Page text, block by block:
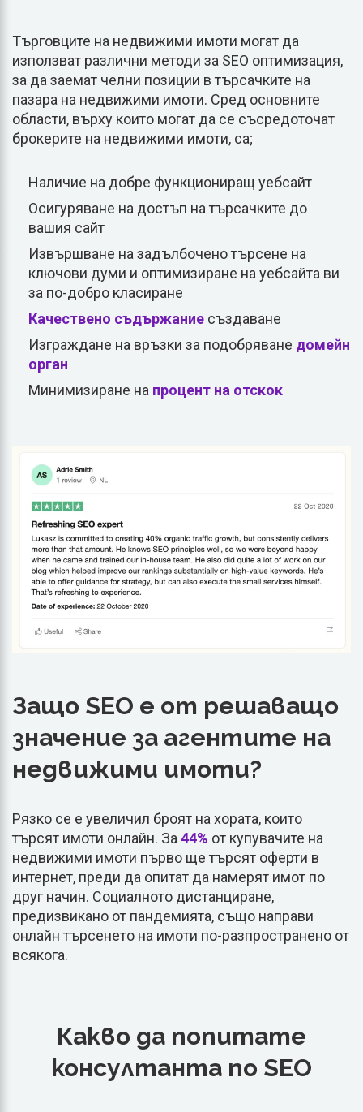
Търговците на недвижими имоти могат да
използват различни методи за SEO оптимизация,
за да заемат челни позиции в търсачките на
пазара на недвижими имоти. Сред основните
области, върху които могат да се съсредоточат
брокерите на недвижими имоти, са;
Наличие на добре функциониращ уебсайт
Осигуряване на достъп на търсачките до
вашия сайт
Извършване на задълбочено търсене на
ключови думи и оптимизиране на уебсайта ви
за по-добро класиране
Качествено съдържание създаване
Изграждане на връзки за подобряване домейн
орган
Минимизиране на процент на отскок
Защо SEO е от решаващо
значение за агентите на
недвижими имоти?
Рязко се е увеличил броят на хората, които
търсят имоти онлайн. За44% от купувачите на
недвижими имоти първо ще търсят оферти в
интернет, преди да опитат да намерят имот по
друг начин. Социалното дистанциране,
предизвикано от пандемията, също направи
онлайн търсенето на имоти по-разпространено от
всякога.
Какво да попитате
консултанта по SEO